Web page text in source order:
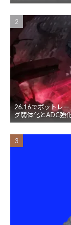
26.16でボットレ
グ弱体化とADC強